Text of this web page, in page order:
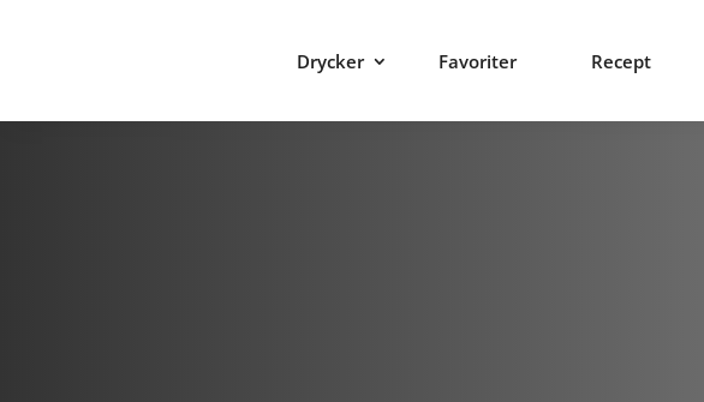
Drycker Favoriter Recept